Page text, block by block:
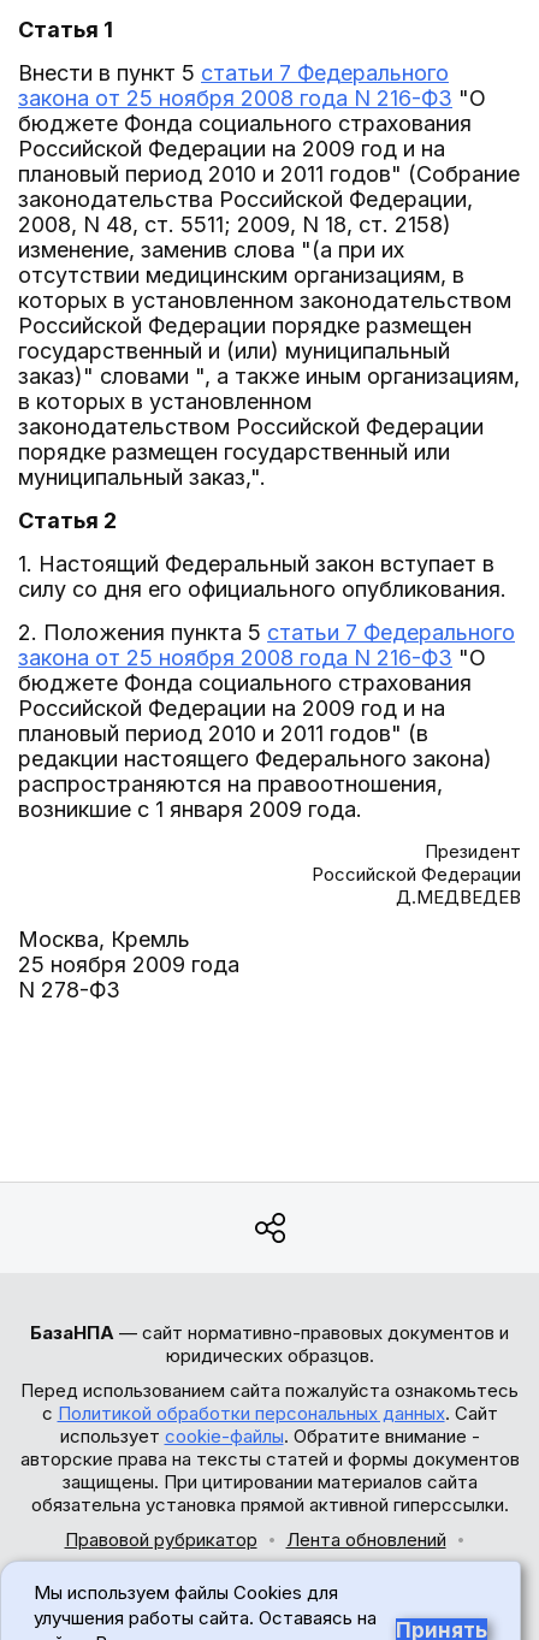
Статья 1
Внести в пункт 5 статьи 7 Федерального
закона от 25 ноября 2008 года N 216-ФЗ "О
бюджете Фонда социального страхования
Российской Федерации на 2009 год и на
плановый период 2010 и 2011 годов" (Собрание
законодательства Российской Федерации,
2008, N 48, ст. 5511; 2009, N 18, ст. 2158)
изменение, заменив слова "(а при их
отсутствии медицинским организациям, в
которых в установленном законодательством
Российской Федерации порядке размещен
государственный и (или) муниципальный
заказ)" словами ", а также иным организациям,
в которых в установленном
законодательством Российской Федерации
порядке размещен государственный или
муниципальный заказ,".
Статья 2
1. Настоящий Федеральный закон вступает в
силу со дня его официального опубликования.
2. Положения пункта 5 статьи 7 Федерального
закона от 25 ноября 2008 года N 216-ФЗ "О
бюджете Фонда социального страхования
Российской Федерации на 2009 год и на
плановый период 2010 и 2011 годов" (в
редакции настоящего Федерального закона)
распространяются на правоотношения,
возникшие с 1 января 2009 года.
Президент
Российской Федерации
Д.МЕДВЕДЕВ
Москва, Кремль
25 ноября 2009 года
N 278-ФЗ
БазаНПА — сайт нормативно-правовых документов и
юридических образцов.
Перед использованием сайта пожалуйста ознакомьтесь
с Политикой обработки персональных данных. Сайт
использует cookie-файлы. Обратите внимание -
авторские права на тексты статей и формы документов
защищены. При цитировании материалов сайта
обязательна установка прямой активной гиперссылки.
Правовой рубрикатор
Лента обновлений
© 2017-2026
Мы используем файлы Cookies для
улучшения работы сайта. Оставаясь на
Принять